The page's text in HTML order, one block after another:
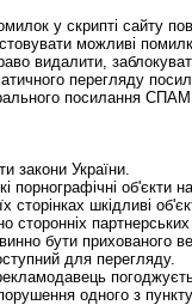
у скрипті сайту
можливі
видалити,
перегляду
посилання
закони України.
об'єкти на
сторінках шкідливі
бути прихованого
для перегляду.
одного з